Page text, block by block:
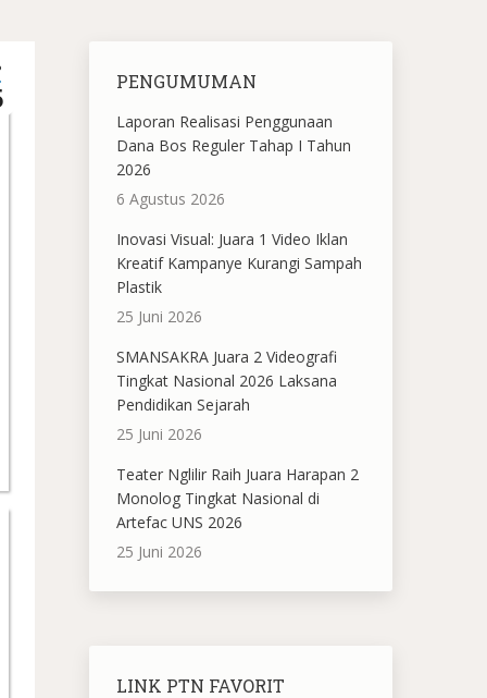
PENGUMUMAN
Laporan Realisasi Penggunaan
Dana Bos Reguler Tahap I Tahun
2026
6 Agustus 2026
Inovasi Visual: Juara 1 Video Iklan
Kreatif Kampanye Kurangi Sampah
Plastik
25 Juni 2026
SMANSAKRA Juara 2 Videografi
Tingkat Nasional 2026 Laksana
Pendidikan Sejarah
25 Juni 2026
Teater Nglilir Raih Juara Harapan 2
Monolog Tingkat Nasional di
Artefac UNS 2026
25 Juni 2026
LINK PTN FAVORIT